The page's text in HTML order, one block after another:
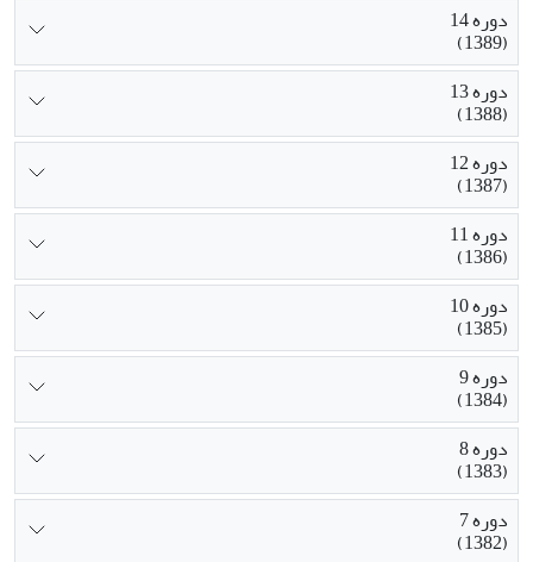
دوره 14
(1389)
دوره 13
(1388)
دوره 12
(1387)
دوره 11
(1386)
دوره 10
(1385)
دوره 9
(1384)
دوره 8
(1383)
دوره 7
(1382)